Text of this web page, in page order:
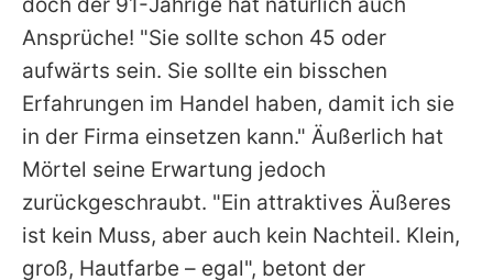
Ansprüche! "Sie sollte schon 45 oder
aufwärts sein. Sie sollte ein bisschen
Erfahrungen im Handel haben, damit ich sie
in der Firma einsetzen kann." Äußerlich hat
Mörtel seine Erwartung jedoch
zurückgeschraubt. "Ein attraktives Äußeres
ist kein Muss, aber auch kein Nachteil. Klein,
groß, Hautfarbe – egal", betont der